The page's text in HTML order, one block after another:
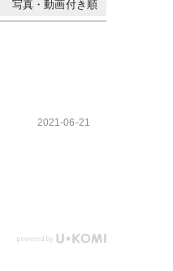
写真・動画付き順
2021-06-21